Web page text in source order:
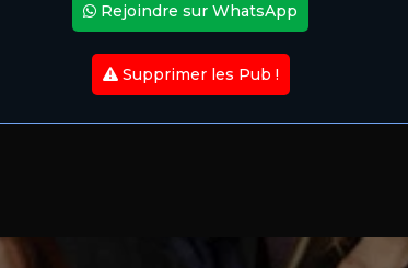
Rejoindre sur WhatsApp
Supprimer les Pub !